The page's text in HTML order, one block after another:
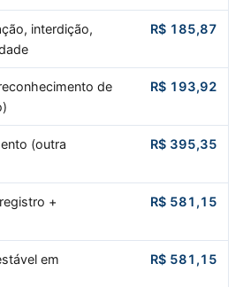
interdição,
R$ 185,87
de
R$ 193,92
(outra
R$ 395,35
+
R$ 581,15
em
R$ 581,15